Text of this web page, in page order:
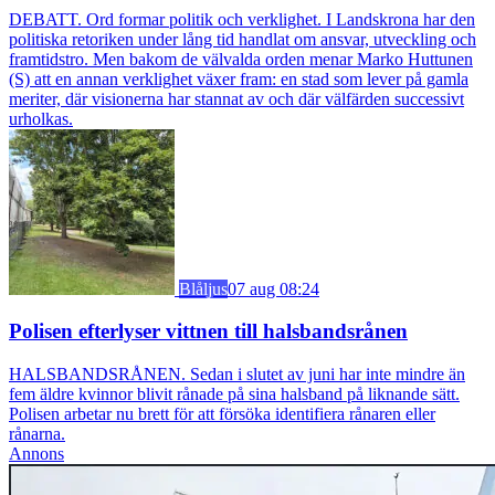
DEBATT. Ord formar politik och verklighet. I Landskrona har den
politiska retoriken under lång tid handlat om ansvar, utveckling och
framtidstro. Men bakom de välvalda orden menar Marko Huttunen
(S) att en annan verklighet växer fram: en stad som lever på gamla
meriter, där visionerna har stannat av och där välfärden successivt
urholkas.
Blåljus07 aug 08:24
Polisen efterlyser vittnen till halsbandsrånen
HALSBANDSRÅNEN. Sedan i slutet av juni har inte mindre än
fem äldre kvinnor blivit rånade på sina halsband på liknande sätt.
Polisen arbetar nu brett för att försöka identifiera rånaren eller
rånarna.
Annons